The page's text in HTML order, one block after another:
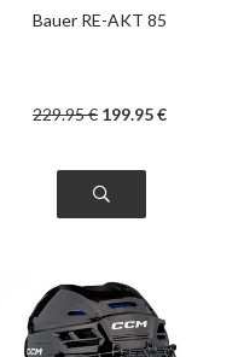
Bauer RE-AKT 85
229.95€ 199.95€